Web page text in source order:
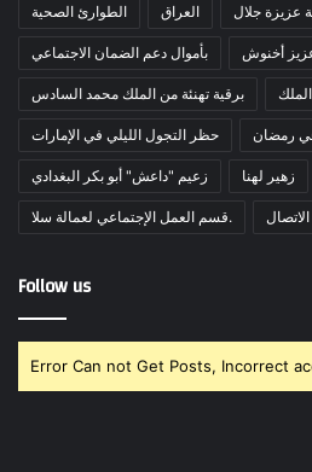
الطوارئ الصحية العراق عزيزة جلال
بأموال دعم الضمان الاجتماعي أخنوش
برقية تهنئة من الملك محمد السادس
حظر التجول الليلي في الإمارات رمضان
زعيم "داعش" أبو بكر البغدادي زهير لهنا
قسم العمل الإجتماعي لعمالة سلا.
Follow us
Error Can not Get Posts, Incorrect